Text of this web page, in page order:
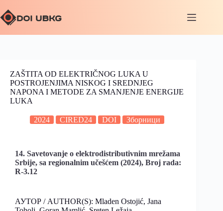
ZAŠTITA OD ELEKTRIČNOG LUKA U
POSTROJENJIMA NISKOG I SREDNJEG
NAPONA I METODE ZA SMANJENJE ENERGIJE
LUKA
2024 CIRED24 DOI Зборници
14. Savetovanje o elektrodistributivnim mrežama
Srbije, sa regionalnim učešćem (2024), Broj rada:
R-3.12
АУТОР / AUTHOR(S): Mladen Ostojić, Jana